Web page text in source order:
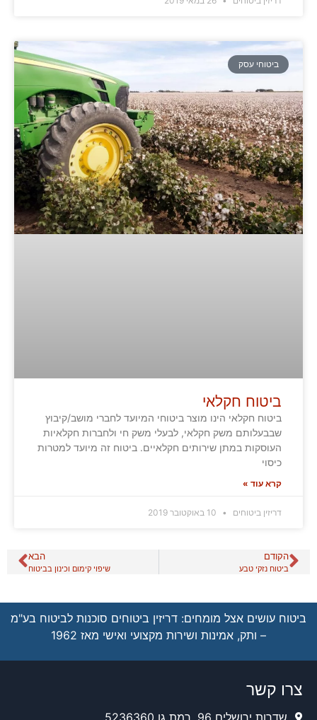
ביטוחי עסק
ביטוח חקלאי
ביטוח חקלאי הינו מוצר ביטוחי המיועד לחברי מושב/קיבוץ
שבבעלותם משק חקלאי, לבעלי משק חי ולחברות חקלאיות
העוסקות במתן שירותים חקלאיים. ביטוח זה מיועד למטרות
כיסוי
קרא עוד »
דריזין ביטוחים
הקודם
ביטוח נזקי טבע
הבא
שיפוי קימום וכינון בביטוח
ביטוח עושים אצל מומחים: דריזין ביטוחים סוכנות לביטוח בע"מ
– ותק, אמינות ושירות מקצועי ואישי מאז 1962
צרו קשר